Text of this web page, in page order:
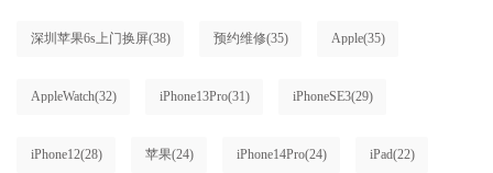
深圳苹果6s上门换屏(38) 预约维修(35) Apple(35)
AppleWatch(32) iPhone13Pro(31) iPhoneSE3(29)
iPhone12(28) 苹果(24) iPhone14Pro(24) iPad(22)